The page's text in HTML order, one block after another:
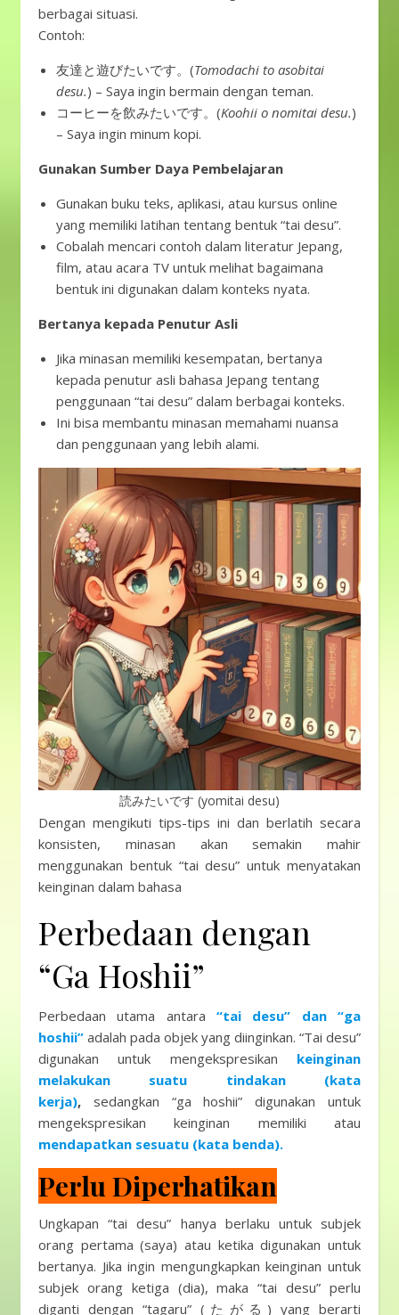
berbagai situasi.
Contoh:
友達と遊びたいです。(Tomodachi to asobitai
desu.) – Saya ingin bermain dengan teman.
コーヒーを飲みたいです。(Koohii o nomitai desu.)
– Saya ingin minum kopi.
Gunakan Sumber Daya Pembelajaran
Gunakan buku teks, aplikasi, atau kursus online
yang memiliki latihan tentang bentuk “tai desu”.
Cobalah mencari contoh dalam literatur Jepang,
film, atau acara TV untuk melihat bagaimana
bentuk ini digunakan dalam konteks nyata.
Bertanya kepada Penutur Asli
Jika minasan memiliki kesempatan, bertanya
kepada penutur asli bahasa Jepang tentang
penggunaan “tai desu” dalam berbagai konteks.
Ini bisa membantu minasan memahami nuansa
dan penggunaan yang lebih alami.
読みたいです (yomitai desu)
Dengan mengikuti tips-tips ini dan berlatih secara
konsisten, minasan akan semakin mahir
menggunakan bentuk “tai desu” untuk menyatakan
keinginan dalam bahasa
Perbedaan dengan
“Ga Hoshii”
Perbedaan utama antara “tai desu” dan “ga
hoshii” adalah pada objek yang diinginkan. “Tai desu”
digunakan untuk mengekspresikan keinginan
melakukan suatu tindakan (kata
kerja), sedangkan “ga hoshii” digunakan untuk
mengekspresikan keinginan memiliki atau
mendapatkan sesuatu (kata benda).
Perlu Diperhatikan
Ungkapan “tai desu” hanya berlaku untuk subjek
orang pertama (saya) atau ketika digunakan untuk
bertanya. Jika ingin mengungkapkan keinginan untuk
subjek orang ketiga (dia), maka “tai desu” perlu
diganti dengan “tagaru” (たがる) yang berarti